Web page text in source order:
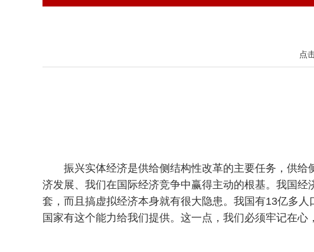
点
振兴实体经济是供给侧结构性改革的主要任务，供
济发展、我们在国际经济竞争中赢得主动的根基。我国
套，而且搞虚拟经济本身就有很大隐患。我国有13亿多
国家有这个能力给我们提供。这一点，我们必须牢记在